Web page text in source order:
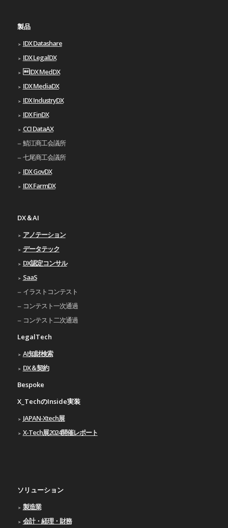
製品
IDX Datashare
IDX LegalDX
IDX MedDX
IDX MediaDX
IDX IndustryDX
IDX FinDX
CCI DataAX
鯖江商工会議所
七尾商工会議所
IDX GovDX
IDX FarmDX
DX＆AI
アノテーション
データテック
DX認定コンサル
SaaS
イラストコンテスト
コンテスト一次通過
コンテスト二次通過
LegalTech
AI知財検索
DX＆契約
Bespoke
X_TechのInside実装
JAPAN-Xtech展
X-Tech展2024開催レポート
ソリューション
製造業
会計・経理・財務